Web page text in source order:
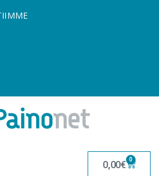
0,00€ 0